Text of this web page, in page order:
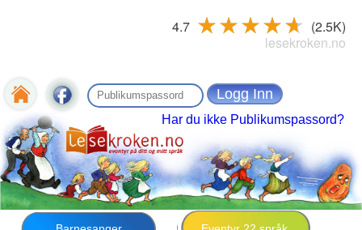
(2.5K)
4.7
lesekroken.no
Har du ikke Publikumspassord?